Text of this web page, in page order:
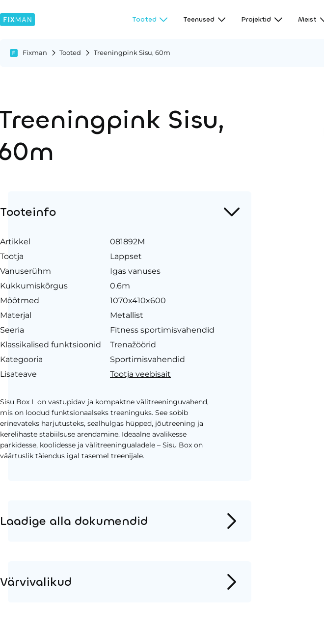
Tooted Teenused Projektid Meist
Fixman Tooted Treeningpink Sisu, 60m
Sisu,
Tooteinfo
Artikkel
081892M
Tootja
Lappset
Vanuserühm
Igas vanuses
Kukkumiskõrgus
0.6m
Mõõtmed
1070x410x600
Materjal
Metallist
Seeria
Fitness sportimisvahendid
Klassikalised funktsioonid
Trenažöörid
Kategooria
Sportimisvahendid
Lisateave
Tootja veebisait
Sisu Box L on vastupidav ja kompaktne välitreeninguvahend,
mis on loodud funktsionaalseks treeninguks. See sobib
erinevateks harjutusteks, sealhulgas hüpped, jõutreening ja
kerelihaste stabiilsuse arendamine. Ideaalne avalikesse
parkidesse, koolidesse ja välitreeningualadele – Sisu Box on
väärtuslik täiendus igal tasemel treenijale.
Laadige alla dokumendid
2D DWG – Külgvaade
Värvivalikud